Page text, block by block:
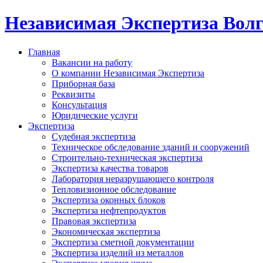
Независимая Экспертиза
Главная
Вакансии на работу
О компании Независимая Экспертиза
Приборная база
Реквизиты
Консультация
Юридические услуги
Экспертиза
Судебная экспертиза
Техническое обследование зданий и сооружений
Строительно-техническая экспертиза
Экспертиза качества товаров
Лаборатория неразрушающего контроля
Тепловизионное обследование
Экспертиза оконных блоков
Экспертиза нефтепродуктов
Правовая экспертиза
Экономическая экспертиза
Экспертиза сметной документации
Экспертиза изделий из металлов